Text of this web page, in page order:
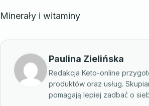
Minerały i witaminy
Paulina Zielińska
Redakcja Keto-online
produktów oraz usług.
pomagają lepiej zadbać o